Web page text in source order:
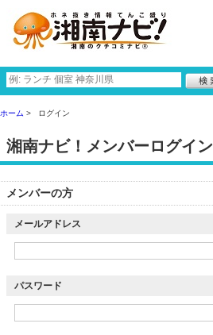
ホーム ログイン
湘南ナビ！メンバーログイン
メンバーの方
メールアドレス
パスワード